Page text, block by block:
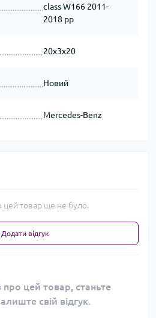
сlass W166 2011-
2018 рр
20x3x20
Новий
Mercedes-Benz
цей товар ще не було.
відгук
про цей товар, станьте
свій відгук.